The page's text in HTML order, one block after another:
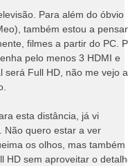
Para além do óbvio
também estou a pensar
filmes a partir do PC.
pelo menos 3 HDMI e
será Full HD, não me vejo a
esta distância, já vi
Não quero estar a ver
os olhos, mas também
HD sem aproveitar o